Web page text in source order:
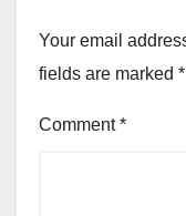
Your email
fields are marked *
Comment*